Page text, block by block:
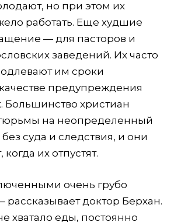
но при этом их
работать. Еще худшие
— для пасторов и
заведений. Их часто
им сроки
предупреждения
Большинство христиан
на неопределенный
суда и следствия, и они
их отпустят.
очень грубо
доктор Берхан.
хватало еды, постоянно